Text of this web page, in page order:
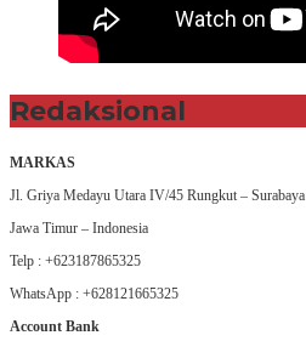
Redaksional
MARKAS
Jl. Griya Medayu Utara IV/45 Rungkut – Surabaya
Jawa Timur – Indonesia
Telp : +623187865325
WhatsApp : +628121665325
Account Bank